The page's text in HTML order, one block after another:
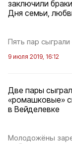
заключили
Дня семьи,
Пять пар
9 июля 2019, 16:12
Две пары
«ромашковые»
в Вейделевке
Молодожёны